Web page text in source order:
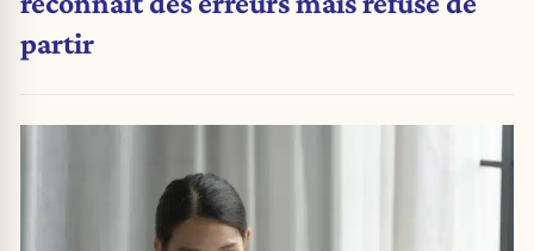
partir